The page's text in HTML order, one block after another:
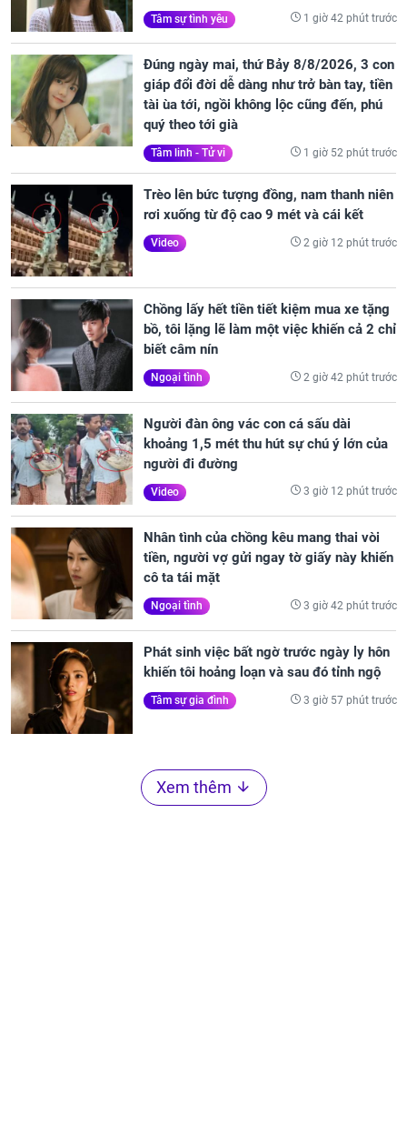
Tâm sự tình yêu 1 giờ 42 phút trước
Đúng ngày mai, thứ Bảy 8/8/2026, 3 con
giáp đổi đời dễ dàng như trở bàn tay, tiền
tài ùa tới, ngồi không lộc cũng đến, phú
quý theo tới già
Tâm linh - Tử vi 1 giờ 52 phút trước
Trèo lên bức tượng đồng, nam thanh niên
rơi xuống từ độ cao 9 mét và cái kết
Video 2 giờ 12 phút trước
Chồng lấy hết tiền tiết kiệm mua xe tặng
bồ, tôi lặng lẽ làm một việc khiến cả 2 chỉ
biết câm nín
Ngoại tình 2 giờ 42 phút trước
Người đàn ông vác con cá sấu dài
khoảng 1,5 mét thu hút sự chú ý lớn của
người đi đường
Video 3 giờ 12 phút trước
Nhân tình của chồng kêu mang thai vòi
tiền, người vợ gửi ngay tờ giấy này khiến
cô ta tái mặt
Ngoại tình 3 giờ 42 phút trước
Phát sinh việc bất ngờ trước ngày ly hôn
khiến tôi hoảng loạn và sau đó tỉnh ngộ
Tâm sự gia đình 3 giờ 57 phút trước
Xem thêm